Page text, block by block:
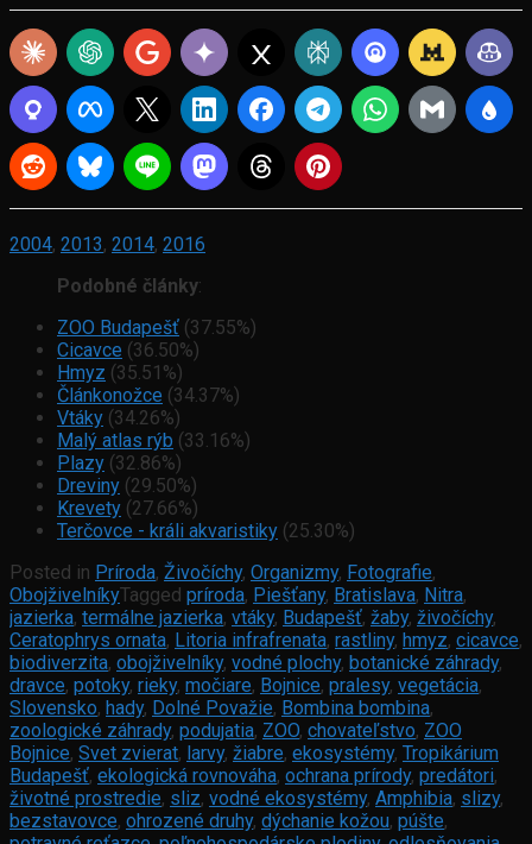
2004, 2013, 2014, 2016
Podobné články:
ZOO Budapešť (37.55%)
Cicavce (36.50%)
Hmyz (35.51%)
Článkonožce (34.37%)
Vtáky (34.26%)
Malý atlas rýb (33.16%)
Plazy (32.86%)
Dreviny (29.50%)
Krevety (27.66%)
Terčovce - králi akvaristiky (25.30%)
Posted in Príroda, Živočíchy, Organizmy, Fotografie,
ObojživelníkyTagged príroda, Piešťany, Bratislava, Nitra,
jazierka, termálne jazierka, vtáky, Budapešť, žaby, živočíchy,
Ceratophrys ornata, Litoria infrafrenata, rastliny, hmyz, cicavce,
biodiverzita, obojživelníky, vodné plochy, botanické záhrady,
dravce, potoky, rieky, močiare, Bojnice, pralesy, vegetácia,
Slovensko, hady, Dolné Považie, Bombina bombina,
zoologické záhrady, podujatia, ZOO, chovateľstvo, ZOO
Bojnice, Svet zvierat, larvy, žiabre, ekosystémy, Tropikárium
Budapešť, ekologická rovnováha, ochrana prírody, predátori,
životné prostredie, sliz, vodné ekosystémy, Amphibia, slizy,
bezstavovce, ohrozené druhy, dýchanie kožou, púšte,